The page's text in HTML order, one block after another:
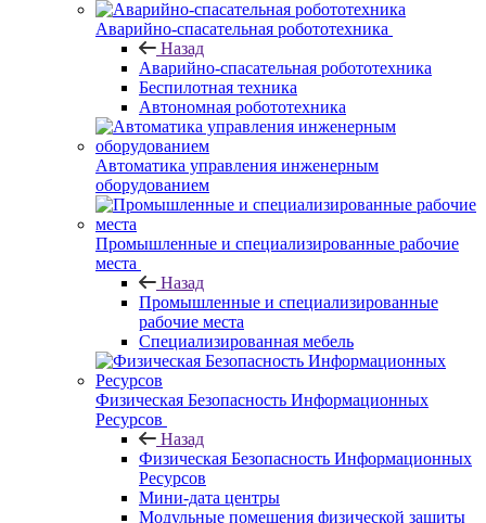
Аварийно-спасательная робототехника
Назад
Аварийно-спасательная робототехника
Беспилотная техника
Автономная робототехника
Автоматика управления инженерным
оборудованием
Промышленные и специализированные рабочие
места
Назад
Промышленные и специализированные
рабочие места
Специализированная мебель
Физическая Безопасность Информационных
Ресурсов
Назад
Физическая Безопасность Информационных
Ресурсов
Мини-дата центры
Модульные помещения физической защиты